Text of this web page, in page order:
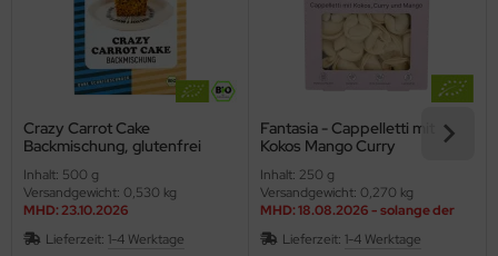
Crazy Carrot Cake
Backmischung, glutenfrei
Inhalt: 500 g
Versandgewicht: 0,530 kg
MHD: 23.10.2026
Lieferzeit: 1-4 Werktage
Fantasia - Cappelletti mit
Kokos Mango Curry
Inhalt: 250 g
Versandgewicht: 0,270 kg
MHD: 18.08.2026 - solange der
Vorrat reicht
Lieferzeit: 1-4 Werktage